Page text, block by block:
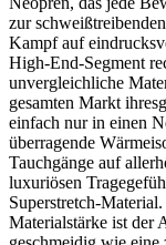
zur
Kampf auf
High-End-Segment
unvergleichliche
gesamten Markt
einfach nur in einen
überragende
Tauchgänge auf
luxuriösen
Superstretch-
Materialstärke ist der